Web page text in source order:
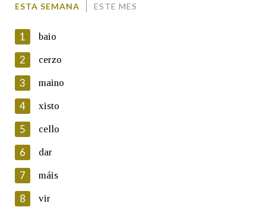
En cumprimento da normativa vixente en materia de
Protección de Datos de Carácter Persoal, a Real Academia
Galega informa a aqueles usuarios que faciliten o seu correo
electrónico, así como calquera outra información de carácter
persoal, que estes datos serán obxecto de tratamento
automatizado de carácter confidencial e incorporados aos seus
ficheiros informáticos. Así mesmo, os usuarios poderán exercer o
seu dereito de acceso, rectificación, oposición e cancelación dos
seus datos poñéndose en contacto connosco.
Lin e acepto as condicións da política de
ESTA SEMANA ESTE MES
1 baio
2 cerzo
3 maino
4 xisto
5 cello
6 dar
7 máis
8 vir